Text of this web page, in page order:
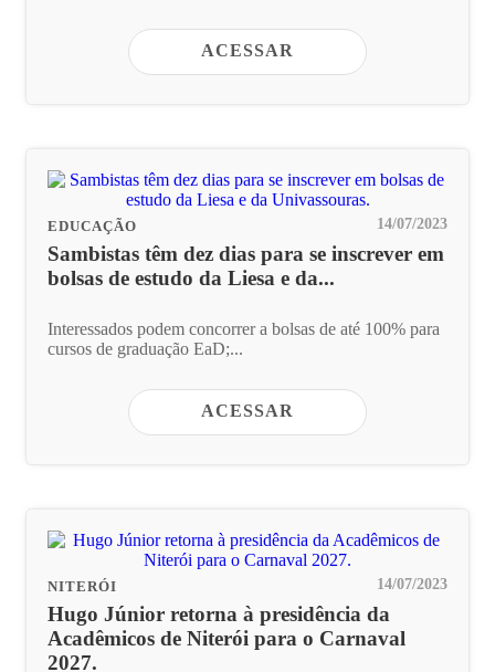
ACESSAR
EDUCAÇÃO 14/07/2023
Sambistas têm dez dias para se inscrever em
bolsas de estudo da Liesa e da...
Interessados podem concorrer a bolsas de até 100% para
cursos de graduação EaD;...
ACESSAR
NITERÓI 14/07/2023
Hugo Júnior retorna à presidência da
Acadêmicos de Niterói para o Carnaval
2027.